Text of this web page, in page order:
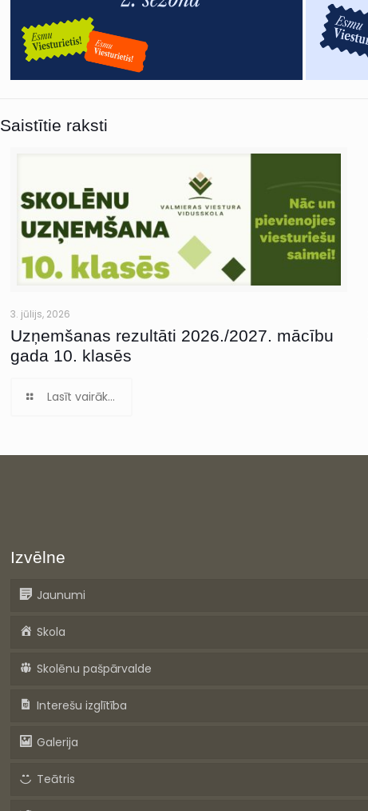
Saistītie raksti
3. jūlijs, 2026
Uzņemšanas rezultāti 2026./2027. mācību
gada 10. klasēs
Lasīt vairāk...
Izvēlne
Jaunumi
Skola
Skolēnu pašpārvalde
Interešu izglītība
Galerija
Teātris